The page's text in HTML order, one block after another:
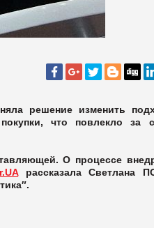
решение изменить
что повлекло за
О процессе
рассказала Светлана